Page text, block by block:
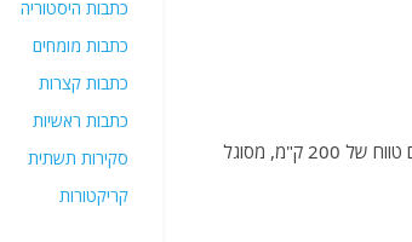
אסטוניה ביקשה אישור מישראל להעביר לאוקראינה מערכת גבריאל-5, טיל תת קולי, מצויד במכ"ם ועם טווח של 200 ק"מ, מסוגל
כתבות היסטוריה
כתבות מומחים
כתבות קצרות
כתבות ראשיות
סקירות תשתית
קריקטורות